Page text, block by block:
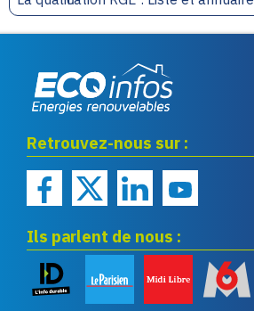
renouvelables
Retrouvez-nous sur :
Ils parlent de nous :